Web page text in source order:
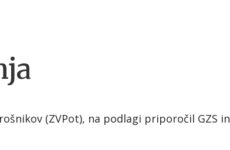
(ZVPot), na podlagi priporočil GZS in